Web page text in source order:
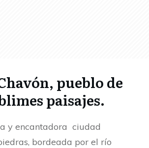
pueblo de
paisajes.
y encantadora ciudad
bordeada por el río